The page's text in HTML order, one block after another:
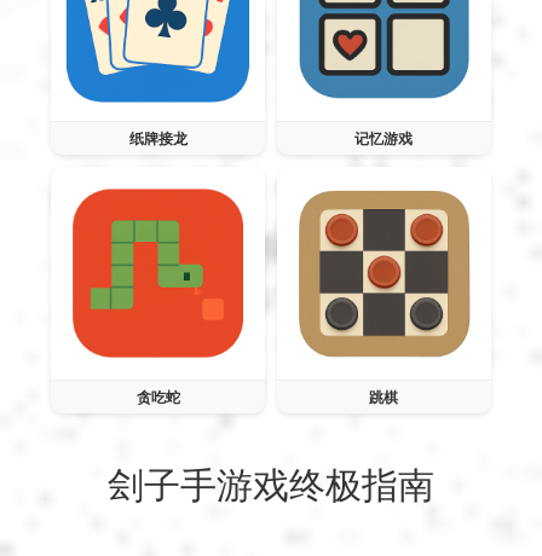
纸牌接龙 记忆游戏
贪吃蛇 跳棋
刽子手游戏终极指南